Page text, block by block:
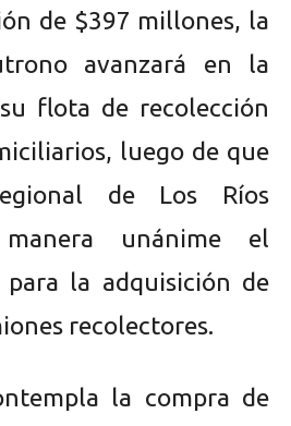
de $397 millones, la
avanzará en la
flota de recolección
luego de que
de Los Ríos
unánime el
la adquisición de
recolectores.
la compra de